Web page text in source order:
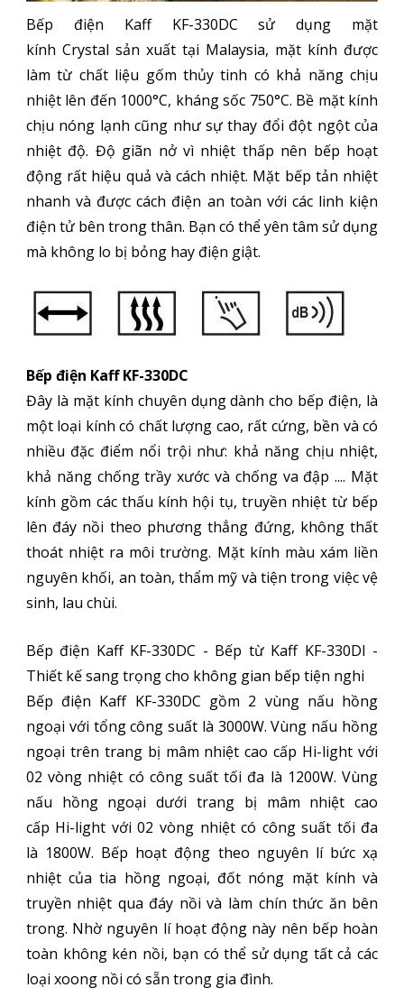
Bếp điện Kaff KF-330DC sử dụng mặt
kính Crystal sản xuất tại Malaysia, mặt kính được
làm từ chất liệu gốm thủy tinh có khả năng chịu
nhiệt lên đến 1000°C, kháng sốc 750°C. Bề mặt kính
chịu nóng lạnh cũng như sự thay đổi đột ngột của
nhiệt độ. Độ giãn nở vì nhiệt thấp nên bếp hoạt
động rất hiệu quả và cách nhiệt. Mặt bếp tản nhiệt
nhanh và được cách điện an toàn với các linh kiện
điện tử bên trong thân. Bạn có thể yên tâm sử dụng
mà không lo bị bỏng hay điện giật.
Bếp điện Kaff KF-330DC
Đây là mặt kính chuyên dụng dành cho bếp điện, là
một loại kính có chất lượng cao, rất cứng, bền và có
nhiều đặc điểm nổi trội như: khả năng chịu nhiệt,
khả năng chống trầy xước và chống va đập .... Mặt
kính gồm các thấu kính hội tụ, truyền nhiệt từ bếp
lên đáy nồi theo phương thẳng đứng, không thất
thoát nhiệt ra môi trường. Mặt kính màu xám liền
nguyên khối, an toàn, thẩm mỹ và tiện trong việc vệ
sinh, lau chùi.
Bếp điện Kaff KF-330DC - Bếp từ Kaff KF-330DI -
Thiết kế sang trọng cho không gian bếp tiện nghi
Bếp điện Kaff KF-330DC gồm 2 vùng nấu hồng
ngoại với tổng công suất là 3000W. Vùng nấu hồng
ngoại trên trang bị mâm nhiệt cao cấp Hi-light với
02 vòng nhiệt có công suất tối đa là 1200W. Vùng
nấu hồng ngoại dưới trang bị mâm nhiệt cao
cấp Hi-light với 02 vòng nhiệt có công suất tối đa
là 1800W. Bếp hoạt động theo nguyên lí bức xạ
nhiệt của tia hồng ngoại, đốt nóng mặt kính và
truyền nhiệt qua đáy nồi và làm chín thức ăn bên
trong. Nhờ nguyên lí hoạt động này nên bếp hoàn
toàn không kén nồi, bạn có thể sử dụng tất cả các
loại xoong nồi có sẵn trong gia đình.